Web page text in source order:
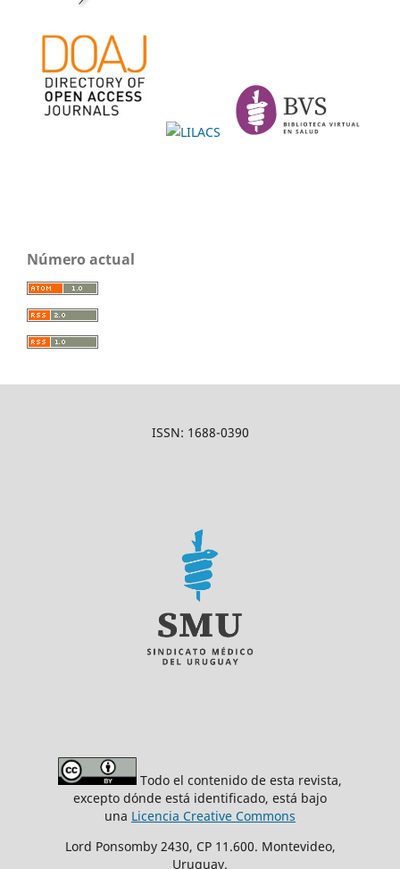
Número actual
ISSN: 1688-0390
Todo el contenido de esta revista,
excepto dónde está identificado, está bajo
una Licencia Creative Commons
Lord Ponsomby 2430, CP 11.600. Montevideo,
Uruguay.